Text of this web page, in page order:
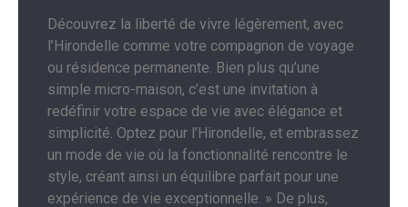
Découvrez la liberté de vivre légèrement, avec
l’Hirondelle comme votre compagnon de voyage
ou résidence permanente. Bien plus qu’une
simple micro-maison, c’est une invitation à
redéfinir votre espace de vie avec élégance et
simplicité. Optez pour l’Hirondelle, et embrassez
un mode de vie où la fonctionnalité rencontre le
style, créant ainsi un équilibre parfait pour une
expérience de vie exceptionnelle. » De plus,